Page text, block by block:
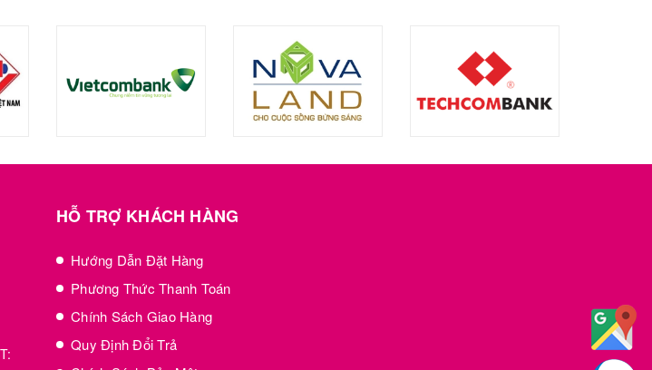
HỖ TRỢ KHÁCH HÀNG
Hướng Dẫn Đặt Hàng
Phương Thức Thanh Toán
Chính Sách Giao Hàng
Quy Định Đổi Trả